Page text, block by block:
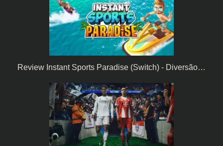
Review Instant Sports Paradise (Switch) - Diversão…